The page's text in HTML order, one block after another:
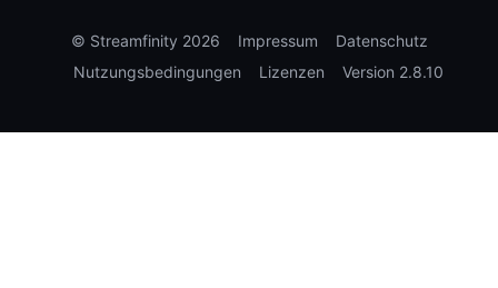
© Streamfinity 2026 Impressum
Datenschutz
Nutzungsbedingungen
Lizenzen Version 2.8.10